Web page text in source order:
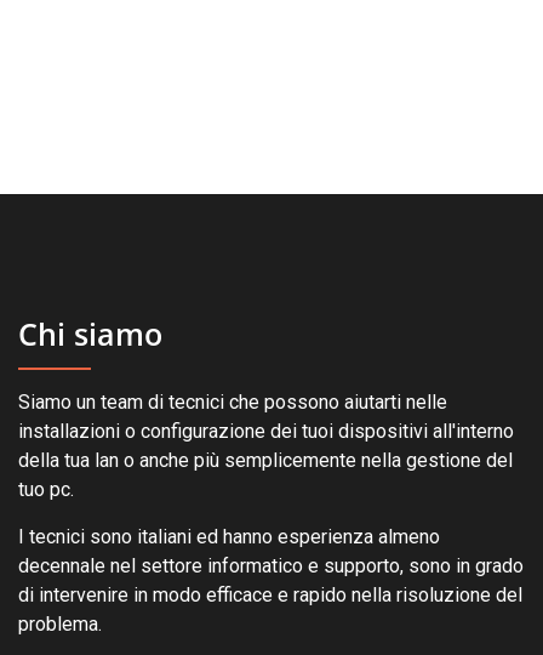
Chi siamo
Siamo un team di tecnici che possono aiutarti nelle
installazioni o configurazione dei tuoi dispositivi all'interno
della tua lan o anche più semplicemente nella gestione del
tuo pc.
I tecnici sono italiani ed hanno esperienza almeno
decennale nel settore informatico e supporto, sono in grado
di intervenire in modo efficace e rapido nella risoluzione del
problema.